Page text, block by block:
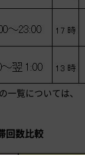
覧については、
回数比較